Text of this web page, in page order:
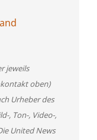
jeweils
oben)
Urheber des
, Ton-, Video-,
United News